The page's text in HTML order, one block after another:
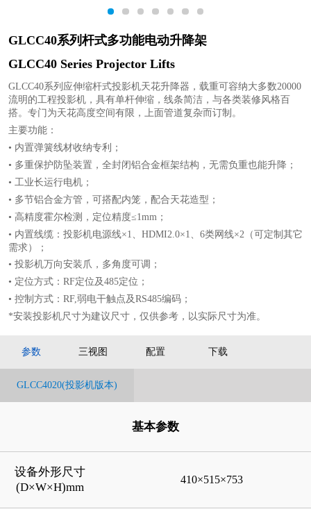
1 2 3 4 5 6 7
GLCC40系列杆式多功能电动升降架
GLCC40 Series Projector Lifts
GLCC40系列应伸缩杆式投影机天花升降器，载重可容纳大多数20000
流明的工程投影机，具有单杆伸缩，线条简洁，与各类装修风格百
搭。专门为天花高度空间有限，上面管道复杂而订制。
主要功能：
• 内置弹簧线材收纳专利；
• 多重保护防坠装置，全封闭铝合金框架结构，无需负重也能升降；
• 工业长运行电机；
• 多节铝合金方管，可搭配内笼，配合天花造型；
• 高精度霍尔检测，定位精度≤1mm；
• 内置线缆：投影机电源线×1、HDMI2.0×1、6类网线×2（可定制其它
需求）；
• 投影机万向安装爪，多角度可调；
• 定位方式：RF定位及485定位；
• 控制方式：RF,弱电干触点及RS485编码；
*安装投影机尺寸为建议尺寸，仅供参考，以实际尺寸为准。
参数 三视图 配置 下载
GLCC4020(投影机版本)
基本参数
设备外形尺寸
(D×W×H)mm
410×515×753